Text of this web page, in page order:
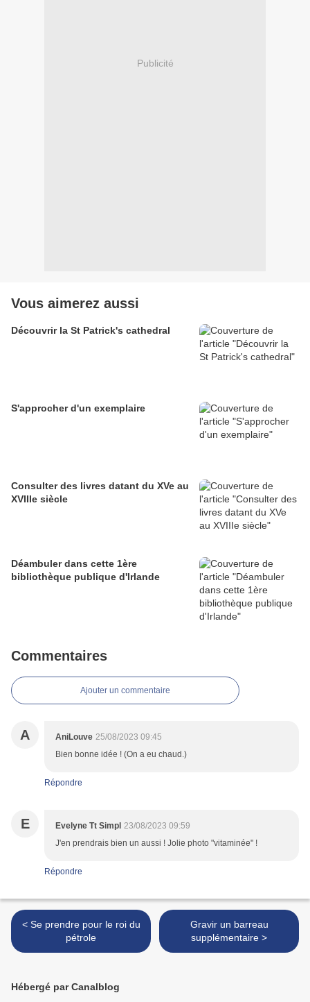
Publicité
Vous aimerez aussi
Découvrir la St Patrick's cathedral
S'approcher d'un exemplaire
Consulter des livres datant du XVe au
XVIIIe siècle
Déambuler dans cette 1ère
bibliothèque publique d'Irlande
Commentaires
Ajouter un commentaire
A AniLouve 25/08/2023 09:45
Bien bonne idée ! (On a eu chaud.)
Répondre
E Evelyne Tt Simpl 23/08/2023 09:59
J'en prendrais bien un aussi ! Jolie photo "vitaminée" !
Répondre
< Se prendre pour le roi du
pétrole
Gravir un barreau
supplémentaire >
Hébergé par Canalblog